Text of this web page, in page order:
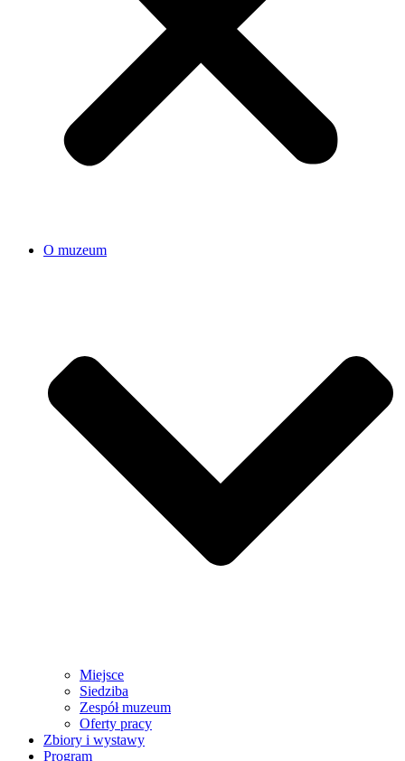
O muzeum
Miejsce
Siedziba
Zespół muzeum
Oferty pracy
Zbiory i wystawy
Program